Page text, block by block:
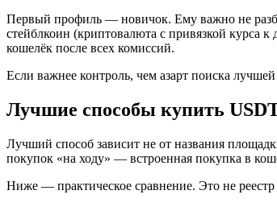
Первый профиль — новичок. Ему важно не
стейблкоин (криптовалюта с привязкой курса
кошелёк после всех комиссий.
Если важнее контроль, чем азарт поиска
Лучшие способы купить
Лучший способ зависит не от названия
покупок «на ходу» — встроенная покупка в
Ниже — практическое сравнение. Это не